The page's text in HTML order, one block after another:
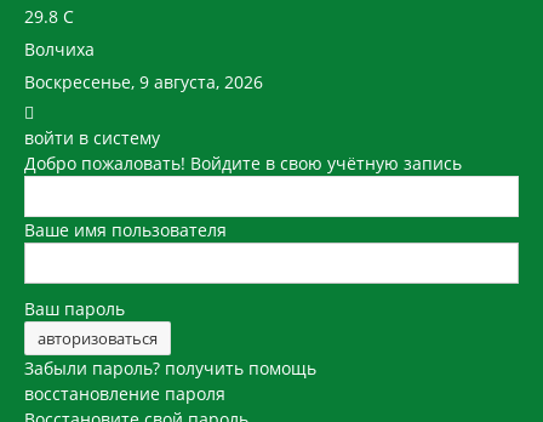
29.8 C
Волчиха
Воскресенье, 9 августа, 2026
войти в систему
Добро пожаловать! Войдите в свою учётную запись
Ваше имя пользователя
Ваш пароль
Забыли пароль? получить помощь
восстановление пароля